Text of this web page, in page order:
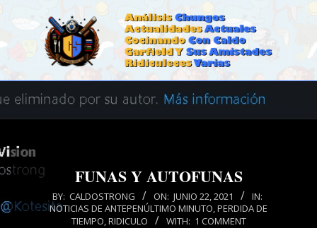
CALDOSTRONG.COM
Navigation
FUNAS Y AUTOFUNAS
BY: CALDOSTRONG ON: JUNIO 22, 2021
IN:
NOTICIAS DE ANTEPENÚLTIMO MINUTO PERDIDA DE
TIEMPO RIDICULO WITH: 1 COMMENT